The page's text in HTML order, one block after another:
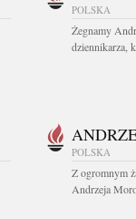
POLSKA
Żegnamy
dziennikarza,
POLSKA
Z ogromnym
Andrzeja